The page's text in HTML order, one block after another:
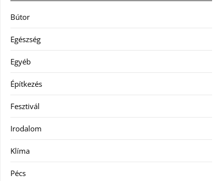
Bútor
Egészség
Egyéb
Építkezés
Fesztivál
Irodalom
Klíma
Pécs